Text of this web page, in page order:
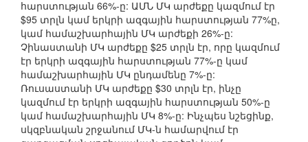
հարստության 66%-ը: ԱՄՆ ՄԿ արժեքը կազմում էր
$95 տրլն կամ երկրի ազգային հարստության 77%ը,
կամ համաշխարհային ՄԿ արժեքի 26%-ը:
Չինաստանի ՄԿ արժեքը $25 տրլն էր, որը կազմում
էր երկրի ազգային հարստության 77%-ը կամ
համաշխարհային ՄԿ ընդամենը 7%-ը:
Ռուսաստանի ՄԿ արժեքը $30 տրլն էր, ինչը
կազմում էր երկրի ազգային հարստության 50%-ը
կամ համաշխարհային ՄԿ 8%-ը: Ինչպես նշեցինք,
սկզբնական շրջանում ՄԿ-ն համարվում էր